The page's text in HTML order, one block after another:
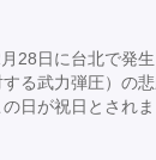
28日に台北で発
る武力弾圧）の
日が祝日とされま